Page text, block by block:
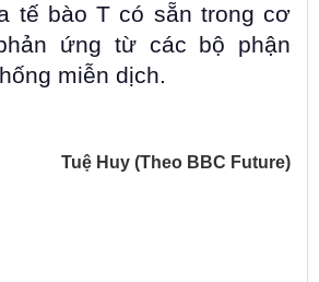
tế bào T có sẵn trong cơ
ứng từ các bộ phận
miễn dịch.
Tuệ Huy (Theo BBC Future)